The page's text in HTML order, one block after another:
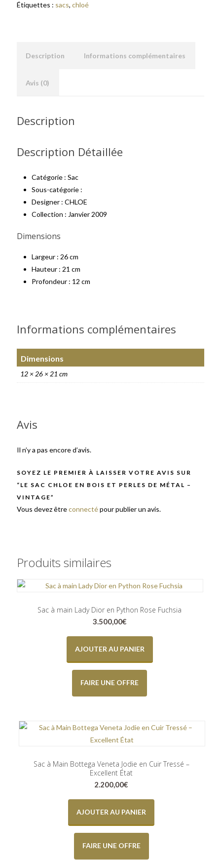
Étiquettes : sacs, chloé
Description Informations complémentaires
Avis (0)
Description
Description Détaillée
Catégorie : Sac
Sous-catégorie :
Designer : CHLOE
Collection : Janvier 2009
Dimensions
Largeur : 26 cm
Hauteur : 21 cm
Profondeur : 12 cm
Informations complémentaires
Dimensions
12 × 26 × 21 cm
Avis
Il n’y a pas encore d’avis.
SOYEZ LE PREMIER À LAISSER VOTRE AVIS SUR
“LE SAC CHLOE EN BOIS ET PERLES DE MÉTAL –
VINTAGE”
Vous devez êtreconnectépour publier un avis.
Produits similaires
Sac à main Lady Dior en Python Rose Fuchsia
3.500,00€
AJOUTER AU PANIER
FAIRE UNE OFFRE
Sac à Main Bottega Veneta Jodie en Cuir Tressé –
Excellent État
2.200,00€
AJOUTER AU PANIER
FAIRE UNE OFFRE